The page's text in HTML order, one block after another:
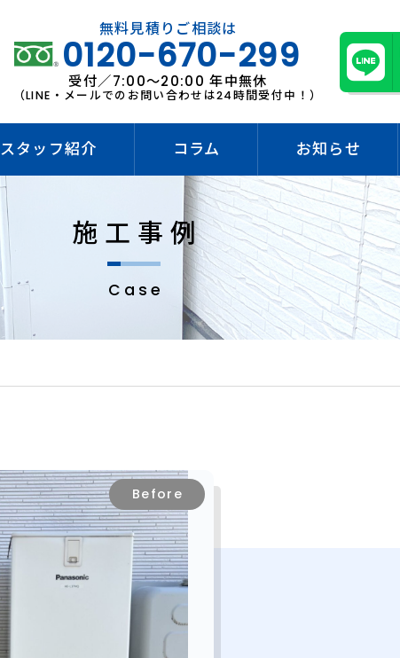
無料見積りご相談は
0120-670-299
受付／7:00～20:00 年中無休
（LINE・メールでのお問い合わせは24時間受付中！）
スタッフ紹介 コラム お知らせ
施工事例
Case
Before